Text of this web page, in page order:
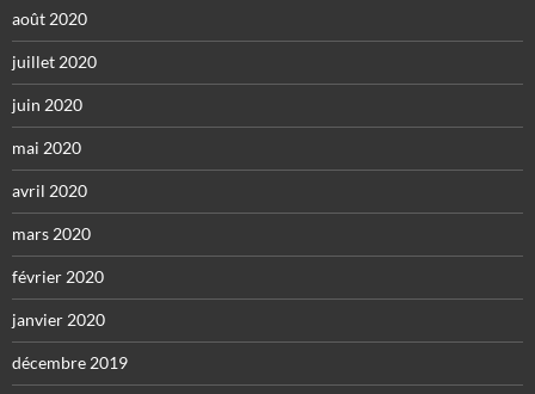
août 2020
juillet 2020
juin 2020
mai 2020
avril 2020
mars 2020
février 2020
janvier 2020
décembre 2019